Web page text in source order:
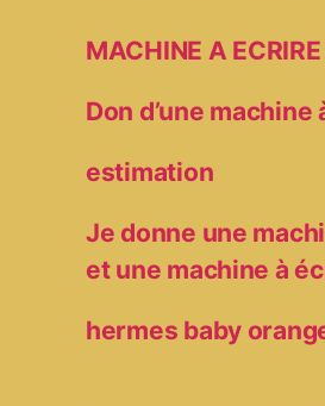
MACHINE A
Don d’une
estimation
Je donne une
et une machine à
hermes baby